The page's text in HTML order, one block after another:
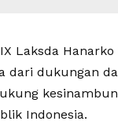
Laksda
dari dukungan
Indonesia.